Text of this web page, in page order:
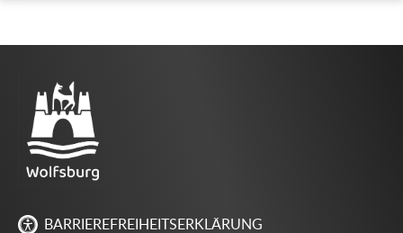
BARRIEREFREIHEITSERKLÄRUNG